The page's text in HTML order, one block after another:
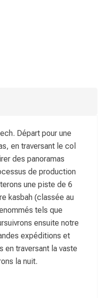
Départ pour une
en traversant le col
des panoramas
de production
une piste de 6
kasbah (classée au
tels que
ensuite notre
expéditions et
en traversant la vaste
la nuit.